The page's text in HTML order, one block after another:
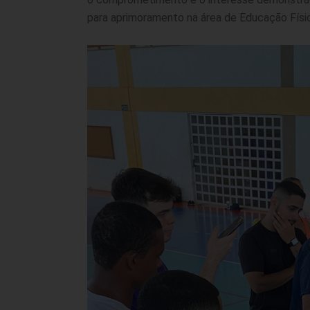
para aprimoramento na área de Educação